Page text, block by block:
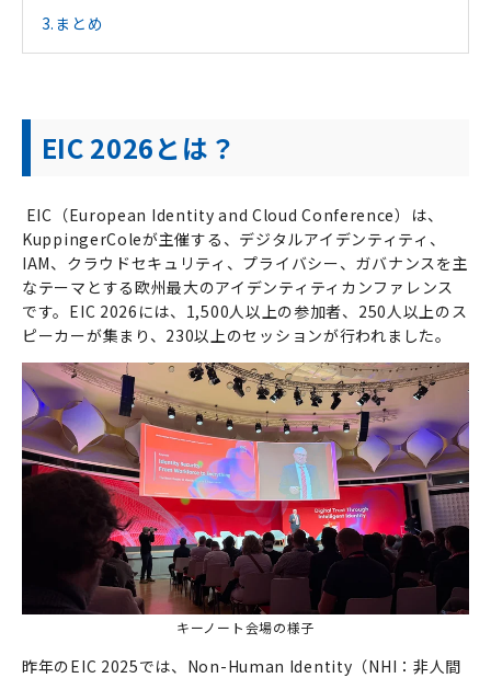
3. まとめ
EIC 2026とは？
EIC （European Identity and Cloud Conference）は、
KuppingerColeが主催する、デジタルアイデンティティ、
IAM、クラウドセキュリティ、プライバシー、ガバナンスを主
なテーマとする欧州最大のアイデンティティカンファレンス
です。EIC 2026には、1,500人以上の参加者、250人以上のス
ピーカーが集まり、230以上のセッションが行われました。
キーノート会場の様子
昨年のEIC 2025では、Non-Human Identity（NHI：非人間